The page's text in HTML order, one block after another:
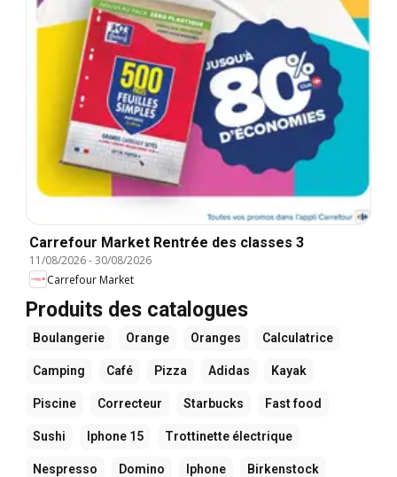
Carrefour Market Rentrée des classes 3
11/08/2026-30/08/2026
Carrefour Market
Produits des catalogues
Boulangerie Orange Oranges Calculatrice
Camping Café Pizza Adidas Kayak
Piscine Correcteur Starbucks Fast food
Sushi Iphone 15 Trottinette électrique
Nespresso Domino Iphone Birkenstock